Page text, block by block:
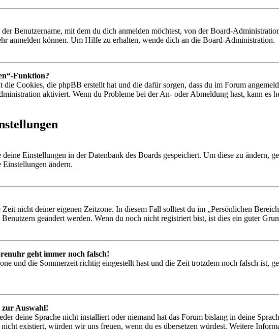
Benutzername, mit dem du dich anmelden möchtest, von der Board-
anmelden können. Um Hilfe zu erhalten, wende dich an die Board-Administration.
Funktion?
die Cookies, die phpBB erstellt hat und die dafür sorgen, dass du im Forum
aktiviert. Wenn du Probleme bei der An- oder Abmeldung hast, kann es
Einstellungen in der Datenbank des Boards gespeichert. Um diese zu ändern,
Einstellungen ändern.
nicht deiner eigenen Zeitzone. In diesem Fall solltest du im „Persönlichen
geändert werden. Wenn du noch nicht registriert bist, ist dies ein guter
geht immer noch falsch!
und die Sommerzeit richtig eingestellt hast und die Zeit trotzdem noch falsch ist,
zur Auswahl!
deine Sprache nicht installiert oder niemand hat das Forum bislang in deine
existiert, würden wir uns freuen, wenn du es übersetzen würdest. Weitere